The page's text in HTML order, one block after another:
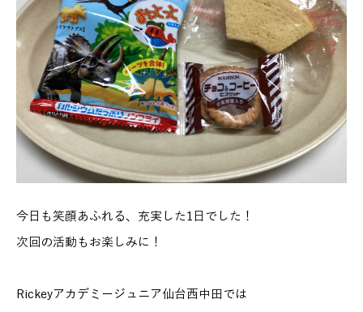
今日も笑顔あふれる、充実した1日でした！
次回の活動もお楽しみに！
Rickeyアカデミージュニア仙台西中田では